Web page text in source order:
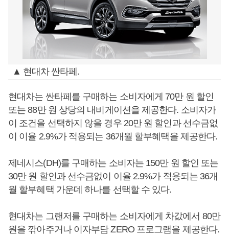
▲ 현대차 싼타페.
현대차는 싼타페를 구매하는 소비자에게 70만 원 할인
또는 88만 원 상당의 내비게이션을 제공한다. 소비자가
이 조건을 선택하지 않을 경우 20만 원 할인과 선수금없
이 이율 2.9%가 적용되는 36개월 할부혜택을 제공한다.
제네시스(DH)를 구매하는 소비자는 150만 원 할인 또는
30만 원 할인과 선수금없이 이율 2.9%가 적용되는 36개
월 할부혜택 가운데 하나를 선택할 수 있다.
현대차는 그랜저를 구매하는 소비자에게 차값에서 80만
원을 깎아주거나 이자부담 ZERO 프로그램을 제공한다.